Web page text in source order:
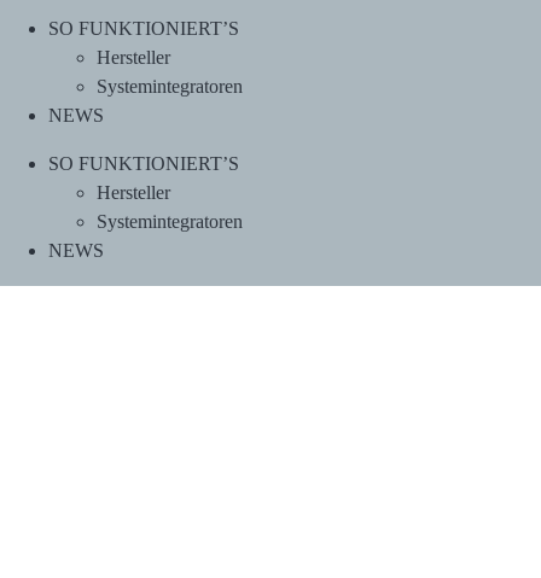
SO FUNKTIONIERT’S
Hersteller
Systemintegratoren
NEWS
SO FUNKTIONIERT’S
Hersteller
Systemintegratoren
NEWS